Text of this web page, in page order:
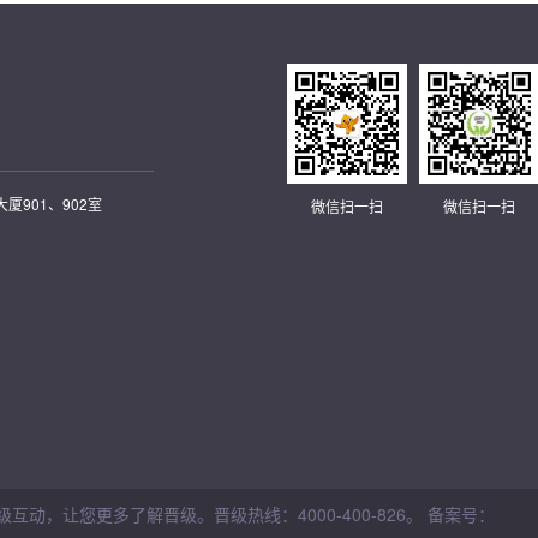
厦901、902室 微信扫一扫 微信扫一扫
动，让您更多了解晋级。晋级热线：4000-400-826。 备案号：